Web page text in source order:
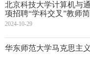
北京科技大学计算机与
项招聘“学科交叉”教师
2024-10-29
华东师范大学马克思主